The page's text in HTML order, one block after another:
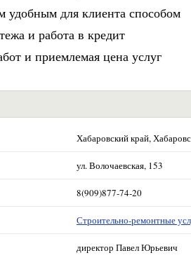
удобным для клиента способом
и работа в кредит
и приемлемая цена услуг
Хабаровский край,
ул. Волочаевская, 153
8(909)877-74-20
Строительно-ремонтные
директор Павел Юрьевич